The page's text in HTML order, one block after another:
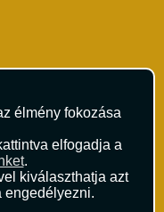
élmény fokozása
elfogadja a
.
kiválaszthatja azt
engedélyezni.